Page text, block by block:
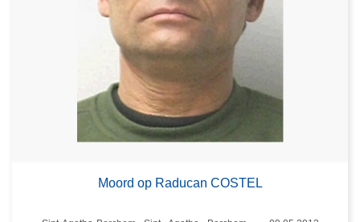
Moord op Raducan COSTEL